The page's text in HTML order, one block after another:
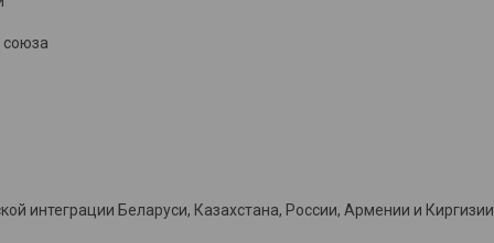
интеграции Беларуси, Казахстана, России, Армении и Киргизии